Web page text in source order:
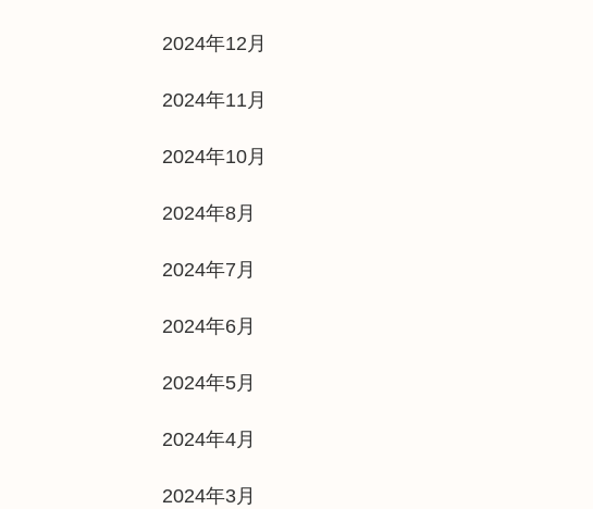
2024年12月
2024年11月
2024年10月
2024年8月
2024年7月
2024年6月
2024年5月
2024年4月
2024年3月